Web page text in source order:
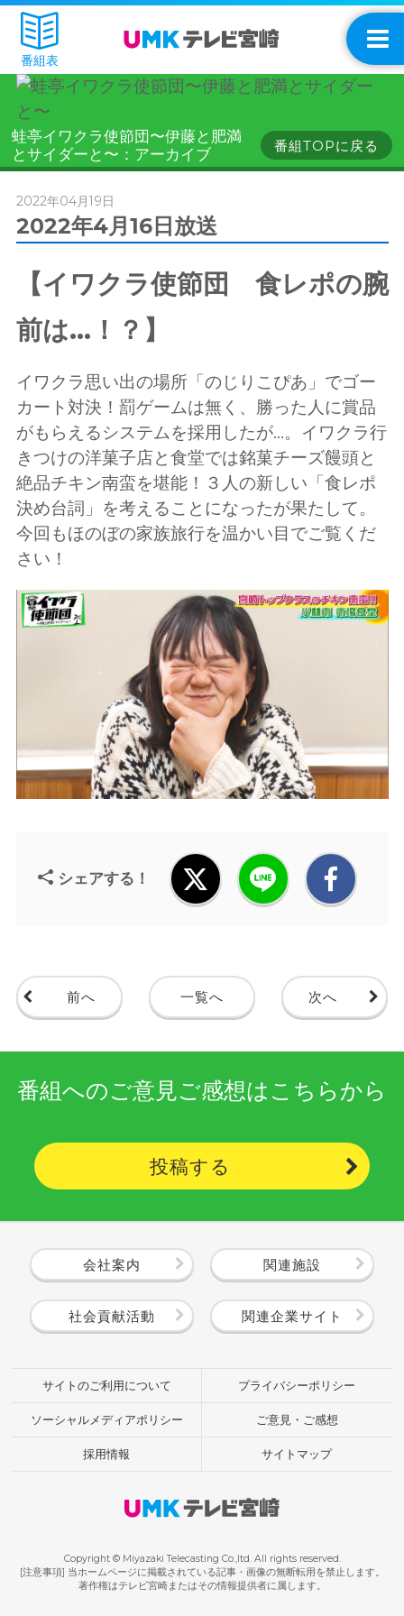
番組表
蛙亭イワクラ使節団〜伊藤と肥満
とサイダーと〜：アーカイブ
番組TOPに戻る
2022年04月19日
2022年4月16日放送
【イワクラ使節団 食レポの腕
前は...！？】
イワクラ思い出の場所「のじりこぴあ」でゴー
カート対決！罰ゲームは無く、勝った人に賞品
がもらえるシステムを採用したが...。イワクラ行
きつけの洋菓子店と食堂では銘菓チーズ饅頭と
絶品チキン南蛮を堪能！３人の新しい「食レポ
決め台詞」を考えることになったが果たして。
今回もほのぼの家族旅行を温かい目でご覧くだ
さい！
シェアする！
前へ 一覧へ 次へ
番組へのご意見ご感想はこちらから
投稿する
会社案内 関連施設
社会貢献活動 関連企業サイト
サイトのご利用について プライバシーポリシー
ソーシャルメディアポリシー ご意見・ご感想
採用情報 サイトマップ
Copyright © Miyazaki Telecasting Co.,ltd. All rights reserved.
[注意事項] 当ホームページに掲載されている記事・画像の無断転用を禁止します。
著作権はテレビ宮崎またはその情報提供者に属します。